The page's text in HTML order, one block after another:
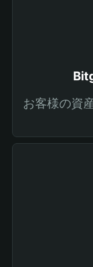
お客様の資